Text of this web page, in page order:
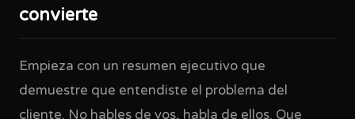
convierte
Empieza con un resumen ejecutivo que
demuestre que entendiste el problema del
cliente. No hables de vos, habla de ellos. Que